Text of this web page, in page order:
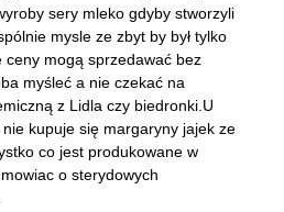
sery mleko gdyby stworzyli
mysle ze zbyt by był tylko
ceny mogą sprzedawać bez
myśleć a nie czekać na
z Lidla czy biedronki.U
kupuje się margaryny jajek ze
co jest produkowane w
o sterydowych